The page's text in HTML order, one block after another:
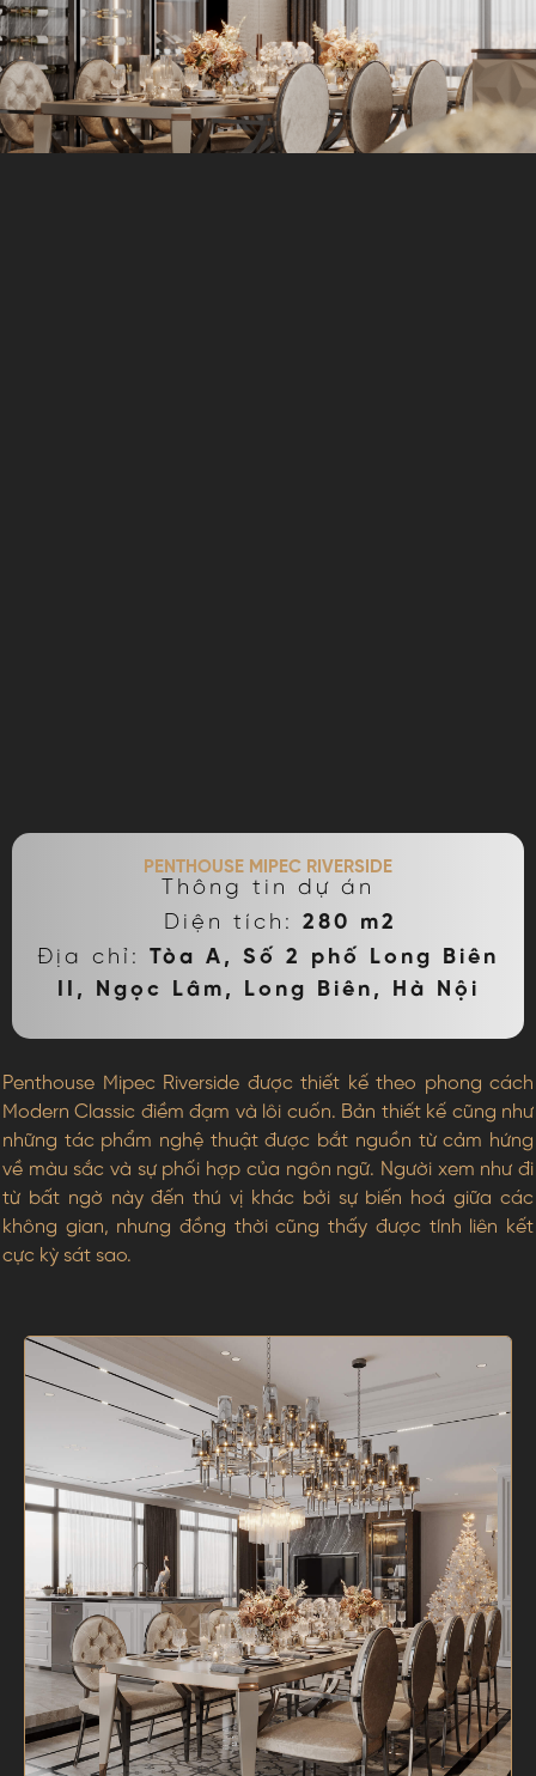
PENTHOUSE MIPEC RIVERSIDE
Thông tin dự án
Diện tích: 280 m2
Địa chỉ: Tòa A, Số 2 phố Long Biên
II, Ngọc Lâm, Long Biên, Hà Nội
Penthouse Mipec Riverside được thiết kế theo phong cách
Modern Classic điềm đạm và lôi cuốn. Bản thiết kế cũng như
những tác phẩm nghệ thuật được bắt nguồn từ cảm hứng
về màu sắc và sự phối hợp của ngôn ngữ. Người xem như đi
từ bất ngờ này đến thú vị khác bởi sự biến hoá giữa các
không gian, nhưng đồng thời cũng thấy được tính liên kết
cực kỳ sát sao.